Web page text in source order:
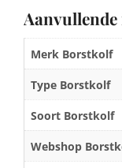
Merk Borstkolf
Type Borstkolf
Soort Borstkolf
Webshop